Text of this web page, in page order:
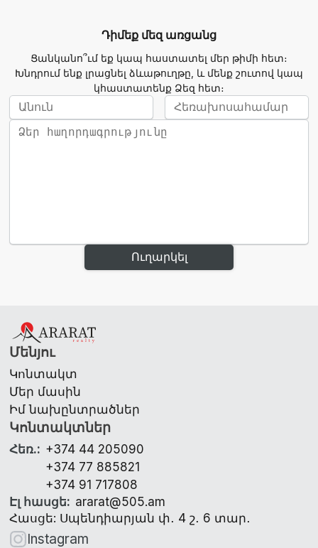
Դիմեք մեզ առցանց
Ցանկանո՞ւմ եք կապ հաստատել մեր թիմի հետ։
Խնդրում ենք լրացնել ձևաթուղթը, և մենք շուտով կապ
կհաստատենք Ձեզ հետ։
Ուղարկել
Մենյու
Կոնտակտ
Մեր մասին
Իմ նախընտրածներ
Կոնտակտներ
Հեռ.: +374 44 205090
+374 77 885821
+374 91 717808
Էլ հասցե: ararat@505.am
Հասցե: Սպենդիարյան փ․ 4 շ․ 6 տար․
Instagram